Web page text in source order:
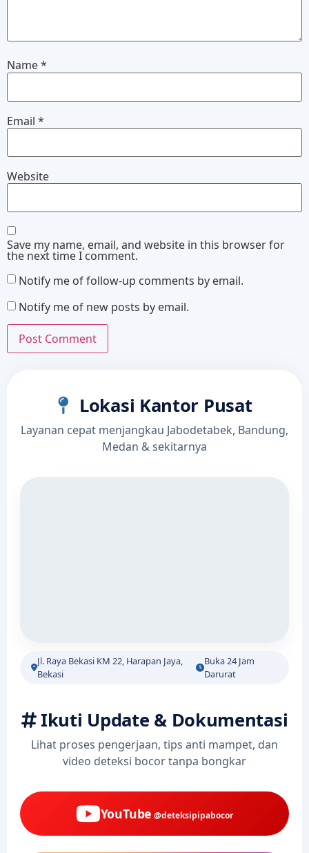
Name*
Email *
Website
Save my name, email, and website in this browser for
the next time I comment.
Notify me of follow-up comments by email.
Notify me of new posts by email.
Lokasi Kantor Pusat
Layanan cepat menjangkau Jabodetabek, Bandung,
Medan & sekitarnya
Jl. Raya Bekasi KM 22, Harapan Jaya,
Bekasi
Buka 24 Jam
Darurat
Ikuti Update & Dokumentasi
Lihat proses pengerjaan, tips anti mampet, dan
video deteksi bocor tanpa bongkar
YouTube @deteksipipabocor